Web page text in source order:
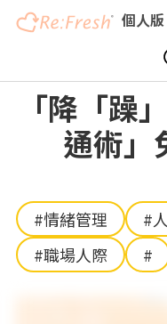
移
個人版
「降「躁
通術」
#情緒管理 #
#職場人際
#